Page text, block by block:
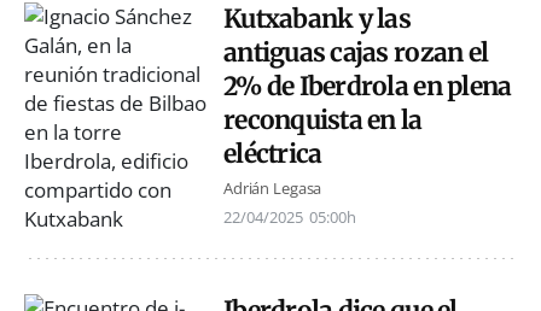
Kutxabank y las
antiguas cajas rozan el
2% de Iberdrola en plena
reconquista en la
eléctrica
Adrián Legasa
22/04/2025 05:00h